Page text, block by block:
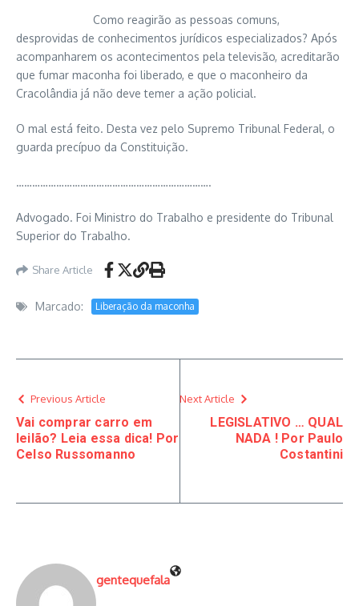
Como reagirão as pessoas comuns,
desprovidas de conhecimentos jurídicos especializados? Após
acompanharem os acontecimentos pela televisão, acreditarão
que fumar maconha foi liberado, e que o maconheiro da
Cracolândia já não deve temer a ação policial.
O mal está feito. Desta vez pelo Supremo Tribunal Federal, o
guarda precípuo da Constituição.
……………………………………………………………….
Advogado. Foi Ministro do Trabalho e presidente do Tribunal
Superior do Trabalho.
Share Article
Marcado: Liberação da maconha
Previous Article
Vai comprar carro em
leilão? Leia essa dica! Por
Celso Russomanno
Next Article
LEGISLATIVO … QUAL
NADA ! Por Paulo
Costantini
gentequefala